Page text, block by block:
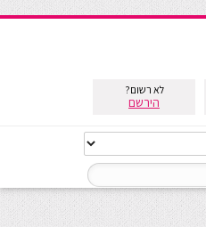
לא רשום?
הירשם